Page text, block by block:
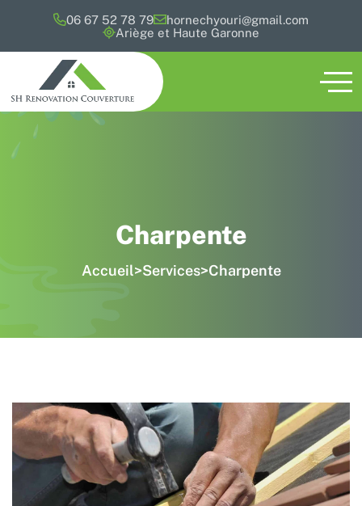
06 67 52 78 79
hornechyouri@gmail.com
Ariège et Haute Garonne
Charpente
Accueil>Services>Charpente